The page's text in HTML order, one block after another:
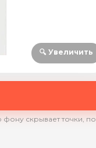
🔍 Увеличить
скрывает точки, по